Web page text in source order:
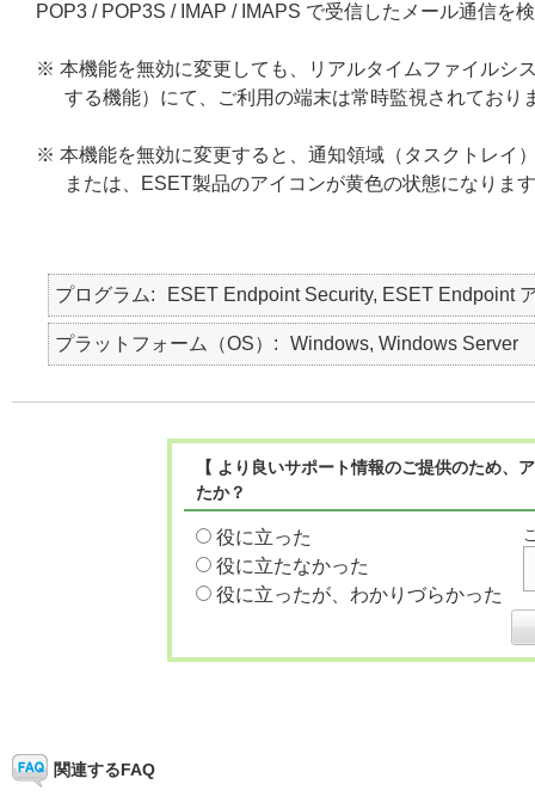
POP3 / POP3S / IMAP / IMAPS で受信したメール通信を
※ 本機能を無効に変更しても、リアルタイムファイルシ
する機能）にて、ご利用の端末は常時監視されており
※ 本機能を無効に変更すると、通知領域（タスクトレイ
または、ESET製品のアイコンが黄色の状態になりま
プログラム ESET Endpoint Security, ESET Endpoint
プラットフォーム（OS） Windows, Windows Server
【 より良いサポート情報のご提供のため
たか？
役に立った
役に立たなかった
役に立ったが、わかりづらかった
関連するFAQ